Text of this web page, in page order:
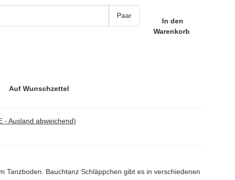
Auf Wunschzettel
Paar
In den
Warenkorb
- Ausland abweichend)
Bauchtanz Schläppchen gibt es in verschiedenen